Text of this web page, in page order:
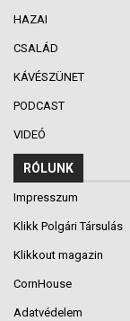
HAZAI
CSALÁD
KÁVÉSZÜNET
PODCAST
VIDEÓ
RÓLUNK
Impresszum
Klikk Polgári Társulás
Klikkout magazin
CornHouse
Adatvédelem